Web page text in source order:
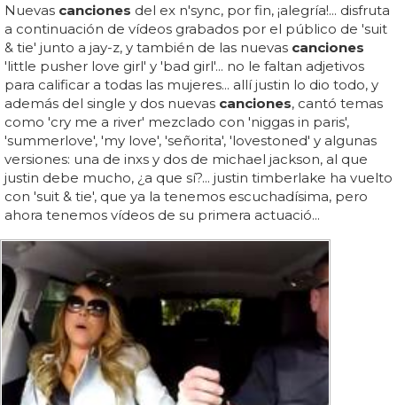
Nuevas canciones del ex n'sync, por fin, ¡alegría!... disfruta
a continuación de vídeos grabados por el público de 'suit
& tie' junto a jay-z, y también de las nuevas canciones
'little pusher love girl' y 'bad girl'... no le faltan adjetivos
para calificar a todas las mujeres... allí justin lo dio todo, y
además del single y dos nuevas canciones, cantó temas
como 'cry me a river' mezclado con 'niggas in paris',
'summerlove', 'my love', 'señorita', 'lovestoned' y algunas
versiones: una de inxs y dos de michael jackson, al que
justin debe mucho, ¿a que sí?... justin timberlake ha vuelto
con 'suit & tie', que ya la tenemos escuchadísima, pero
ahora tenemos vídeos de su primera actuació...